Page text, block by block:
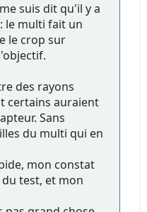
suis dit qu'il y a
le multi fait un
le crop sur
des rayons
certains auraient
Sans
du multi qui en
mon constat
test, et mon